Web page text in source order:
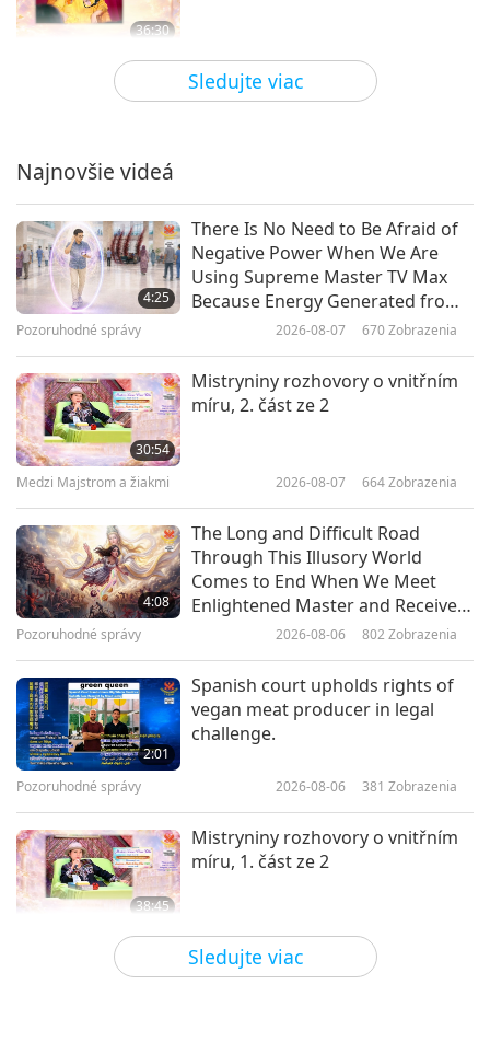
Sledujte viac
36:30
Medzi Majstrom a žiakmi 2026-07-13 4598
38:35
35:39
Současný stav naší planety ve
Velkém duchovním plánu, 1. část
ze 4
43:41
Pokyny od MAPA pro hladký
35:57
Jak žít pokojný život
37:09
Světový mír je tady: Meditujte,
aby byl trvalý, 1. část z 2
Sledujte viac
Najnovšie videá
4:25
There Is No Need to Be Afraid of
Negative Power When We Are
Using Supreme Master TV Max
Because Energy Generated from
It Is Far More Powerful than Any
Pozoruhodné správy 2026-08-07 670Zobrazenia
30:54
Mistryniny rozhovory o vnitřním
míru, 2. část ze 2
Medzi Majstrom a žiakmi 2026-08-07 664Zobrazenia
4:08
The Long and Difficult Road
Through This Illusory World
Comes to End When We Meet
Enlightened Master and Receive
Pozoruhodné správy 2026-08-06 802 Zobrazenia
2:01
Spanish court upholds rights of
vegan meat producer in legal
challenge.
Pozoruhodné správy 2026-08-06 381 Zobrazenia
38:45
Mistryniny rozhovory o vnitřním
míru, 1. část ze 2
Medzi Majstrom a žiakmi 2026-08-06 1006